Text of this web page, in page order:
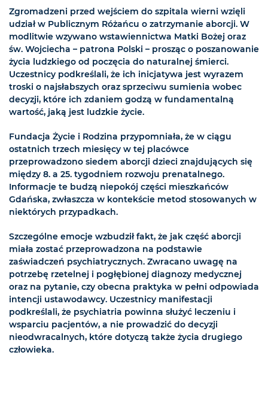
Zgromadzeni przed wejściem do szpitala wierni wzięli
udział w Publicznym Różańcu o zatrzymanie aborcji. W
modlitwie wzywano wstawiennictwa Matki Bożej oraz
św. Wojciecha – patrona Polski – prosząc o poszanowanie
życia ludzkiego od poczęcia do naturalnej śmierci.
Uczestnicy podkreślali, że ich inicjatywa jest wyrazem
troski o najsłabszych oraz sprzeciwu sumienia wobec
decyzji, które ich zdaniem godzą w fundamentalną
wartość, jaką jest ludzkie życie.
Fundacja Życie i Rodzina przypomniała, że w ciągu
ostatnich trzech miesięcy w tej placówce
przeprowadzono siedem aborcji dzieci znajdujących się
między 8. a 25. tygodniem rozwoju prenatalnego.
Informacje te budzą niepokój części mieszkańców
Gdańska, zwłaszcza w kontekście metod stosowanych w
niektórych przypadkach.
Szczególne emocje wzbudził fakt, że jak część aborcji
miała zostać przeprowadzona na podstawie
zaświadczeń psychiatrycznych. Zwracano uwagę na
potrzebę rzetelnej i pogłębionej diagnozy medycznej
oraz na pytanie, czy obecna praktyka w pełni odpowiada
intencji ustawodawcy. Uczestnicy manifestacji
podkreślali, że psychiatria powinna służyć leczeniu i
wsparciu pacjentów, a nie prowadzić do decyzji
nieodwracalnych, które dotyczą także życia drugiego
człowieka.